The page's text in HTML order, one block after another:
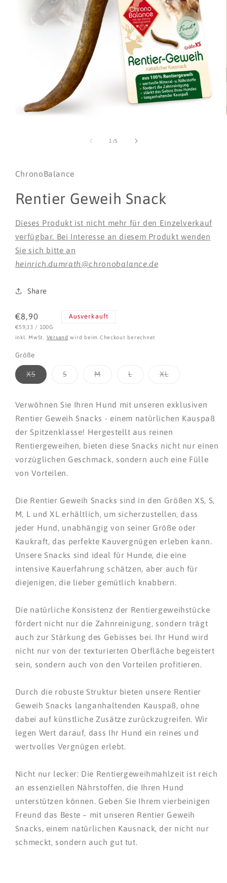
1 /von
5
ChronoBalance
Rentier Geweih Snack
Dieses Produkt ist nicht mehr für den Einzelverkauf
verfügbar. Bei Interesse an diesem Produkt wenden
Sie sich bitte an
heinrich.dumrath@chronobalance.de
Share
Normaler
Preis
€8,90
STÜCKPREIS
€59,33 / PRO
100G
Ausverkauft
inkl. MwSt. Versand wird beim Checkout berechnet
Größe
XSVariante
ausverkauft
verfügbar
SVariante
verfügbar
MVariante
verfügbar
LVariante
verfügbar
XLVariante
verfügbar
Verwöhnen Sie Ihren Hund mit unseren exklusiven
Rentier Geweih Snacks - einem natürlichen Kauspaß
der Spitzenklasse! Hergestellt aus reinen
Rentiergeweihen, bieten diese Snacks nicht nur einen
vorzüglichen Geschmack, sondern auch eine Fülle
von Vorteilen.
Die Rentier Geweih Snacks sind in den Größen XS, S,
M, L und XL erhältlich, um sicherzustellen, dass
jeder Hund, unabhängig von seiner Größe oder
Kaukraft, das perfekte Kauvergnügen erleben kann.
Unsere Snacks sind ideal für Hunde, die eine
intensive Kauerfahrung schätzen, aber auch für
diejenigen, die lieber gemütlich knabbern.
Die natürliche Konsistenz der Rentiergeweihstücke
fördert nicht nur die Zahnreinigung, sondern trägt
auch zur Stärkung des Gebisses bei. Ihr Hund wird
nicht nur von der texturierten Oberfläche begeistert
sein, sondern auch von den Vorteilen profitieren.
Durch die robuste Struktur bieten unsere Rentier
Geweih Snacks langanhaltenden Kauspaß, ohne
dabei auf künstliche Zusätze zurückzugreifen. Wir
legen Wert darauf, dass Ihr Hund ein reines und
wertvolles Vergnügen erlebt.
Nicht nur lecker: Die Rentiergeweihmahlzeit ist reich
an essenziellen Nährstoffen, die Ihren Hund
unterstützen können. Geben Sie Ihrem vierbeinigen
Freund das Beste – mit unseren Rentier Geweih
Snacks, einem natürlichen Kausnack, der nicht nur
schmeckt, sondern auch gut tut.